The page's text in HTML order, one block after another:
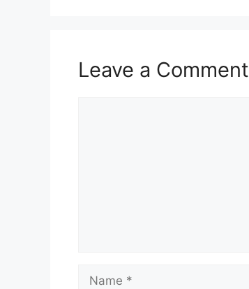
Leave a Comment
Name